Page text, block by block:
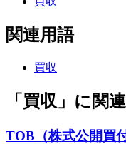
関連用語
買収
「買収」に関
TOB（株式公開買